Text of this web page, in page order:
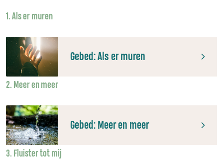
1. Als er muren
Gebed: Als er muren
2. Meer en meer
Gebed: Meer en meer
3. Fluister tot mij